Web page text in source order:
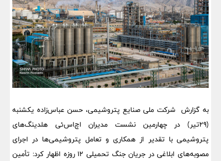
به گزارش شرکت ملی صنایع پتروشیمی، حسن عباس‌زاده یکشنبه
(۲۹تیر) در چهارمین نشست مدیران اچ‌اس‌ئی هلدینگ‌های
پتروشیمی با تقدیر از همکاری و تعامل پتروشیمی‌ها در اجرای
مصوبه‌های ابلاغی در جریان جنگ تحمیلی ۱۲ روزه اظهار کرد: تأمین